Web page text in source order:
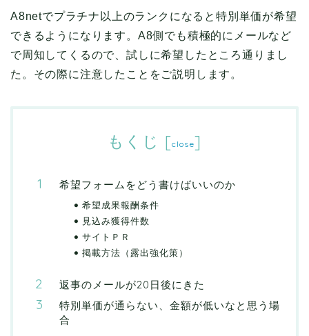
A8netでプラチナ以上のランクになると特別単価が希望
できるようになります。A8側でも積極的にメールなど
で周知してくるので、試しに希望したところ通りまし
た。その際に注意したことをご説明します。
もくじ [close]
希望フォームをどう書けばいいのか
希望成果報酬条件
見込み獲得件数
サイトＰＲ
掲載方法（露出強化策）
返事のメールが20日後にきた
特別単価が通らない、金額が低いなと思う場
合